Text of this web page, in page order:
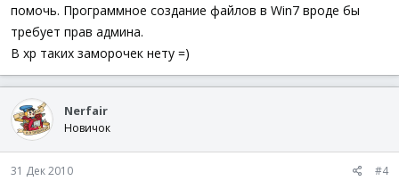
помочь. Программное создание файлов в Win7 вроде бы
требует прав админа.
В xp таких заморочек нету =)
Nerfair
Новичок
31 Дек 2010 #4